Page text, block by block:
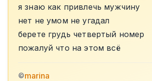
я знаю как привлечь мужчину
нет не умом не угадал
берете грудь четвертый номер
пожалуй что на этом всё
©marina